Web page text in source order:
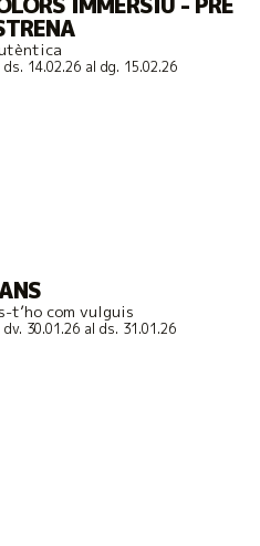
ds. 14.02.26al dg. 15.02.26
t’ho com vulguis
dv. 30.01.26al ds. 31.01.26